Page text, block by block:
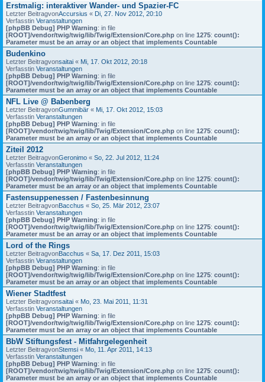
Erstmalig: interaktiver Wander- und Spazier-FC
Letzter BeitragvonAccursius « Di, 27. Nov 2012, 20:10
Verfasstin Veranstaltungen
[phpBB Debug] PHP Warning: in file
[ROOT]/vendor/twig/twig/lib/Twig/Extension/Core.php on line 1275: count():
Parameter must be an array or an object that implements Countable
Budenkino
Letzter Beitragvonsaitai « Mi, 17. Okt 2012, 20:18
Verfasstin Veranstaltungen
[phpBB Debug] PHP Warning: in file
[ROOT]/vendor/twig/twig/lib/Twig/Extension/Core.php on line 1275: count():
Parameter must be an array or an object that implements Countable
NFL Live @ Babenberg
Letzter BeitragvonGummibär « Mi, 17. Okt 2012, 15:03
Verfasstin Veranstaltungen
[phpBB Debug] PHP Warning: in file
[ROOT]/vendor/twig/twig/lib/Twig/Extension/Core.php on line 1275: count():
Parameter must be an array or an object that implements Countable
Ziteil 2012
Letzter BeitragvonGeronimo « So, 22. Jul 2012, 11:24
Verfasstin Veranstaltungen
[phpBB Debug] PHP Warning: in file
[ROOT]/vendor/twig/twig/lib/Twig/Extension/Core.php on line 1275: count():
Parameter must be an array or an object that implements Countable
Fastensuppenessen / Fastenbesinnung
Letzter BeitragvonBacchus « So, 25. Mär 2012, 23:07
Verfasstin Veranstaltungen
[phpBB Debug] PHP Warning: in file
[ROOT]/vendor/twig/twig/lib/Twig/Extension/Core.php on line 1275: count():
Parameter must be an array or an object that implements Countable
Lord of the Rings
Letzter BeitragvonBacchus « Sa, 17. Dez 2011, 15:03
Verfasstin Veranstaltungen
[phpBB Debug] PHP Warning: in file
[ROOT]/vendor/twig/twig/lib/Twig/Extension/Core.php on line 1275: count():
Parameter must be an array or an object that implements Countable
Wiener Stadtfest
Letzter Beitragvonsaitai « Mo, 23. Mai 2011, 11:31
Verfasstin Veranstaltungen
[phpBB Debug] PHP Warning: in file
[ROOT]/vendor/twig/twig/lib/Twig/Extension/Core.php on line 1275: count():
Parameter must be an array or an object that implements Countable
BbW Stiftungsfest - Mitfahrgelegenheit
Letzter BeitragvonStemsi « Mo, 11. Apr 2011, 14:13
Verfasstin Veranstaltungen
[phpBB Debug] PHP Warning: in file
[ROOT]/vendor/twig/twig/lib/Twig/Extension/Core.php on line 1275: count():
Parameter must be an array or an object that implements Countable